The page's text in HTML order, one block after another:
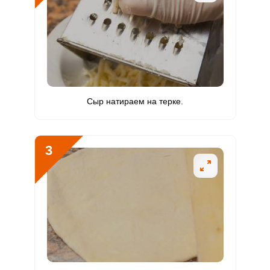
Биотин 3.3 мг 50 мг 1.1
Витамин
241.5 мкг 120 мкг 42.8 33.5
Витамин
РР
13.1 мг 20 мг 14 10.9
Кремний 17.4
Натрий
Сера
Сыр натираем на терке.
3